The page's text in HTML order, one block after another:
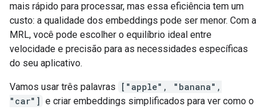
mais rápido para processar, mas essa eficiência tem um
custo: a qualidade dos embeddings pode ser menor. Com a
MRL, você pode escolher o equilíbrio ideal entre
velocidade e precisão para as necessidades específicas
do seu aplicativo.
Vamos usar três palavras
["apple", "banana",
"car"] e criar embeddings simplificados para ver como o